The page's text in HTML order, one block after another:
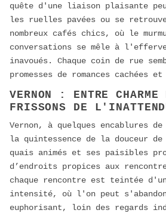
quête d'une liaison plaisante
les ruelles pavées ou se
nombreux cafés chics, où le
conversations se mêle à
inavoués. Chaque coin de rue
promesses de romances cachées
VERNON : ENTRE
FRISSONS DE
Vernon, à quelques encablures
la quintessence de la douceur de
quais animés et ses paisibles
d’endroits propices aux
chaque rencontre est teintée
intensité, où l'on peut
euphorisant, loin des regards